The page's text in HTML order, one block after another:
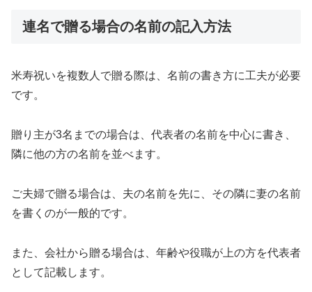
連名で贈る場合の名前の記入方法
米寿祝いを複数人で贈る際は、名前の書き方に工夫が必要
です。
贈り主が3名までの場合は、代表者の名前を中心に書き、
隣に他の方の名前を並べます。
ご夫婦で贈る場合は、夫の名前を先に、その隣に妻の名前
を書くのが一般的です。
また、会社から贈る場合は、年齢や役職が上の方を代表者
として記載します。